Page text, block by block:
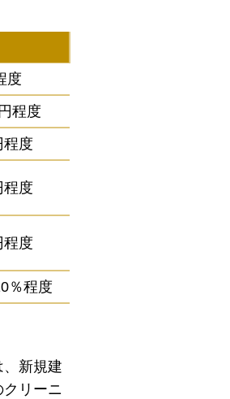
度
程度
程度
程度
程度
％程度
新規建
リーニ